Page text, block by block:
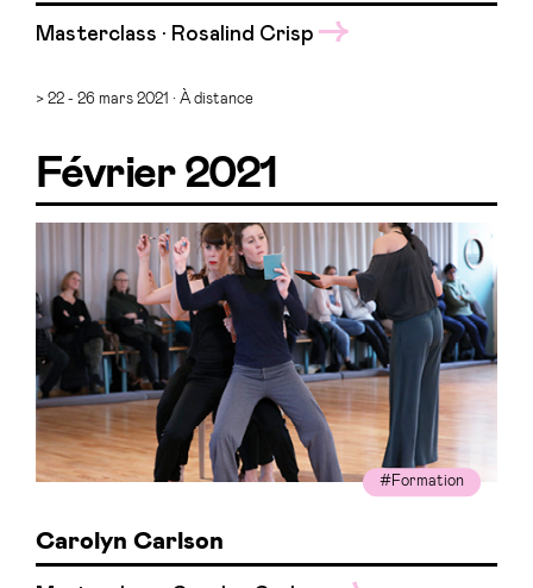
Masterclass · Rosalind Crisp
> 22 - 26 mars 2021 · À distance
Février 2021
#Formation
Carolyn Carlson